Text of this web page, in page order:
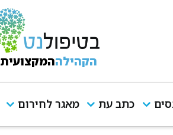
הקהילההמקצועית
כתב עת מאגר לחירום